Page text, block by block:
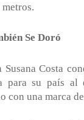
Se Doró
Susana Costa
para su país al
con una marca